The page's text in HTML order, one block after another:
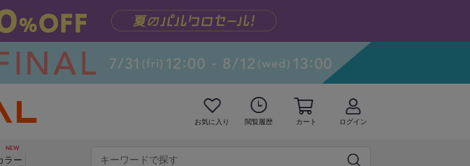
お気に入り 閲覧履歴 カート ログイン
ラー